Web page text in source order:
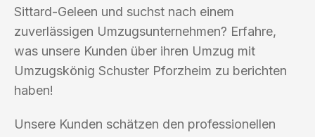
Sittard-Geleen und suchst nach einem
zuverlässigen Umzugsunternehmen? Erfahre,
was unsere Kunden über ihren Umzug mit
Umzugskönig Schuster Pforzheim zu berichten
haben!
Unsere Kunden schätzen den professionellen